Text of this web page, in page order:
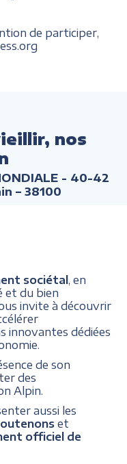
de participer,
nos
- 40-42
– 38100
sociétal , en
et du bien
invite à découvrir
innovantes dédiées
de son
des
Alpin.
aussi les
et
officiel de